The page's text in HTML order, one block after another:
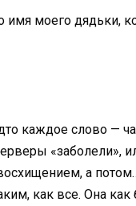
моего дядьки,
каждое слово —
«заболели»,
а
как все. Она как